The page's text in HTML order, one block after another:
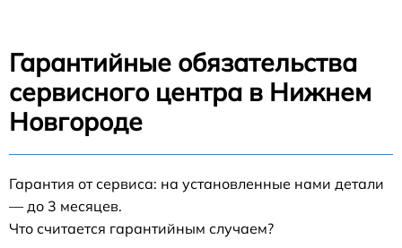
Гарантийные обязательства
сервисного центра в Нижнем
Новгороде
Гарантия от сервиса: на установленные нами детали
— до 3 месяцев.
Что считается гарантийным случаем?